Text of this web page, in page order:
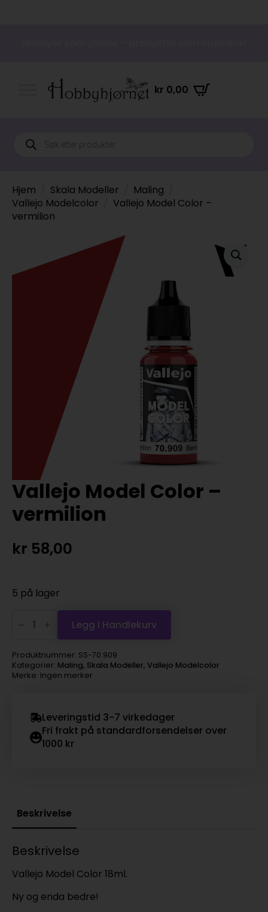
kr 0,00
Products
search
Hjem Skala Modeller
Maling
Vallejo Modelcolor
Vallejo Model Color –
vermilion
Vallejo Model Color –
vermilion
kr 58,00
5 på lager
Model
Color
vermilion
antall
Legg I Handlekurv
Produktnummer: SS-70.909
Kategorier: Maling, Skala Modeller, Vallejo Modelcolor
Merke: Ingen merker
Leveringstid 3-7 virkedager
Fri frakt på standardforsendelser over
1000 kr
Beskrivelse
Beskrivelse
Vallejo Model Color 18ml.
Ny og enda bedre!